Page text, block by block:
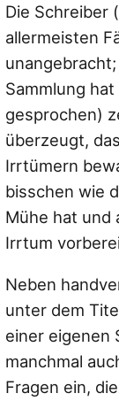
Die Schreiber
allermeisten
Sammlung
gesprochen)
überzeugt,
Irrtümern
bisschen wie
Mühe hat und
Irrtum
Neben
unter dem
einer eigenen
manchmal
Fragen ein,